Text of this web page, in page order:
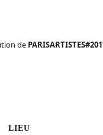
de
LIEU